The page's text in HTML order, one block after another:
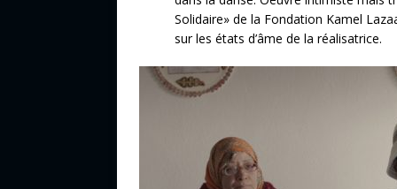
Solidaire» de la Fondation Kamel
sur les états d’âme de la réalisatrice.